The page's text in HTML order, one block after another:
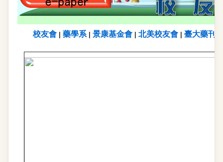
校友會 藥學系| 景康基金會 北美校友會 臺大藥刊